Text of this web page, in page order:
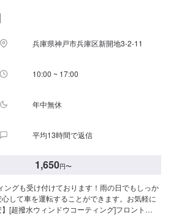
兵庫県神戸市兵庫区新開地3-2-11
10:00 ~ 17:00
年中無休
平均13時間で返信
1,650円〜
ングも受け付けております！雨の日でもしっか
して車を運転することができます。お気軽に
[超撥水ウィンドウコーティング]フロント